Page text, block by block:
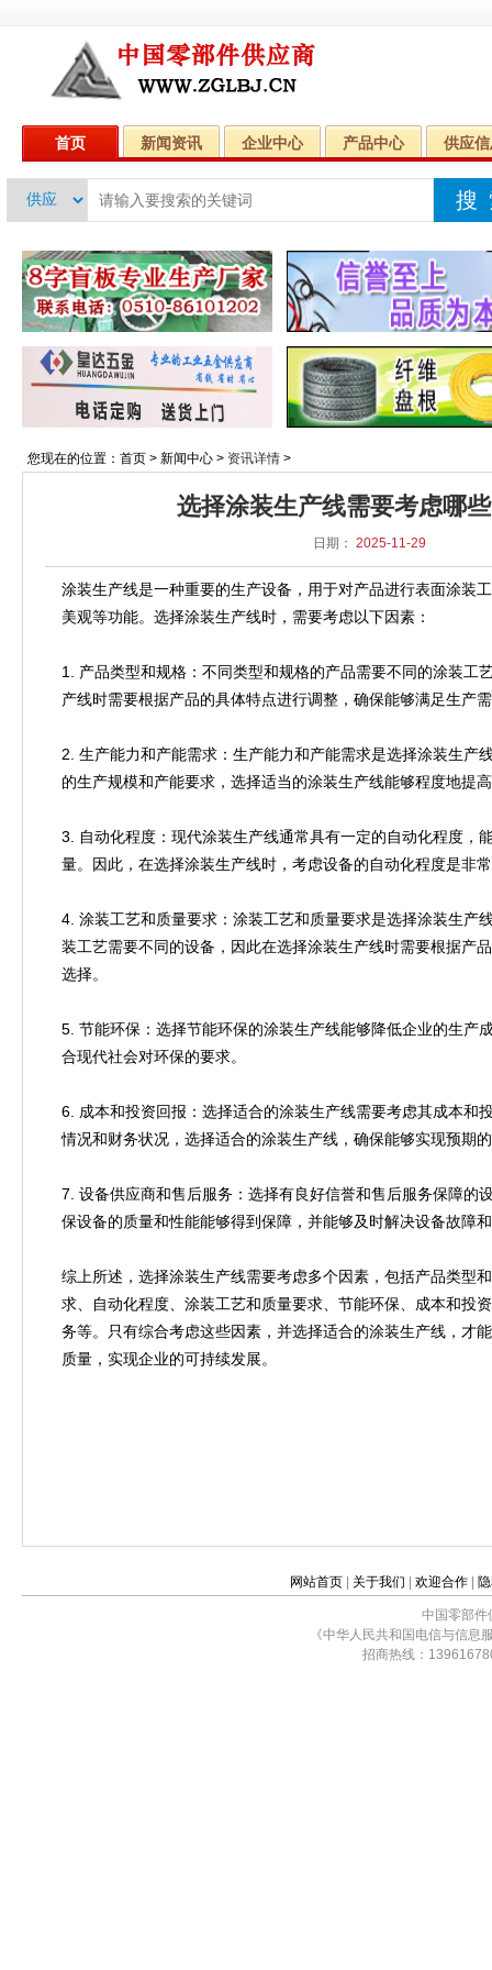
首页 新闻资讯 企业中心 产品中心 供应
您现在的位置： 首页 > 新闻中心 > 资讯详情 >
选择涂装生产线需要考虑哪
日期：2025-11-29
涂装生产线是一种重要的生产设备，用于对产品进行表面涂装
美观等功能。选择涂装生产线时，需要考虑以下因素：
1. 产品类型和规格：不同类型和规格的产品需要不同的涂装工
产线时需要根据产品的具体特点进行调整，确保能够满足生产
2. 生产能力和产能需求：生产能力和产能需求是选择涂装生产
的生产规模和产能要求，选择适当的涂装生产线能够程度地提
3. 自动化程度：现代涂装生产线通常具有一定的自动化程度，
量。因此，在选择涂装生产线时，考虑设备的自动化程度是非
4. 涂装工艺和质量要求：涂装工艺和质量要求是选择涂装生产
装工艺需要不同的设备，因此在选择涂装生产线时需要根据产
选择。
5. 节能环保：选择节能环保的涂装生产线能够降低企业的生产
合现代社会对环保的要求。
6. 成本和投资回报：选择适合的涂装生产线需要考虑其成本和
情况和财务状况，选择适合的涂装生产线，确保能够实现预期
7. 设备供应商和售后服务：选择有良好信誉和售后服务保障的
保设备的质量和性能能够得到保障，并能够及时解决设备故障
综上所述，选择涂装生产线需要考虑多个因素，包括产品类型
求、自动化程度、涂装工艺和质量要求、节能环保、成本和投
务等。只有综合考虑这些因素，并选择适合的涂装生产线，才
质量，实现企业的可持续发展。
网站首页 关于我们 |欢迎合作
中国零部件
《中华人民共和国电信与信息
招商热线：